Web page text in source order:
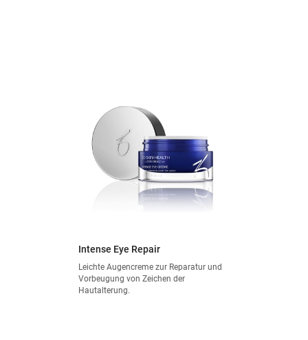
Intense Eye Repair
Leichte Augencreme zur Reparatur und
Vorbeugung von Zeichen der
Hautalterung.